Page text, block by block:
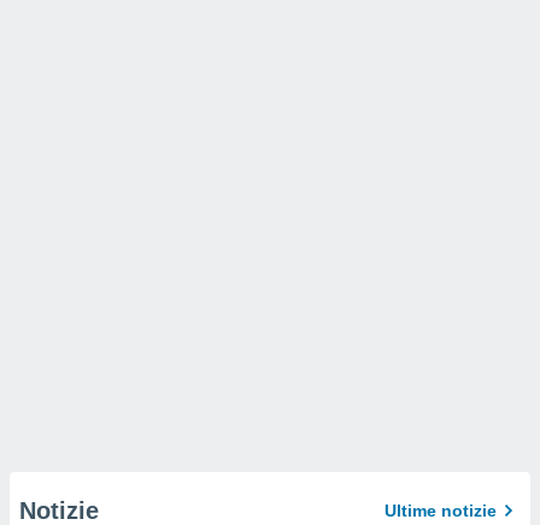
Notizie Ultime notizie